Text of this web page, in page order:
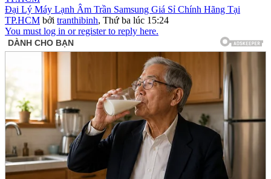
Đại Lý Máy Lạnh Âm Trần Samsung Giá Sỉ Chính Hãng Tại
TP.HCM bởi tranthibinh, Thứ ba lúc 15:24
You must log in or register to reply here.